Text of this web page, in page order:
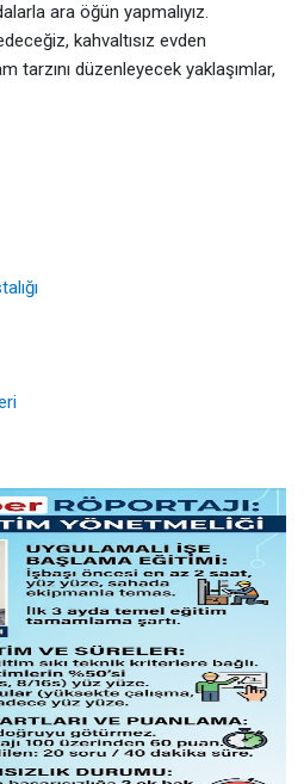
ara öğün yapmalıyız.
kahvaltısız evden
tarzını düzenleyecek yaklaşımlar,